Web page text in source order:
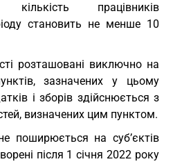
кількість працівників
становить не менше 10
розташовані виключно на
зазначених у цьому
і зборів здійснюється з
визначених цим пунктом.
поширюється на суб’єктів
після 1 січня 2022 року